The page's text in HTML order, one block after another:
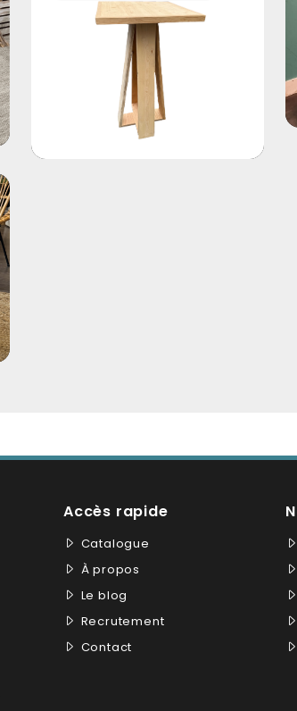
Accès rapide
Catalogue
À propos
Le blog
Recrutement
Contact